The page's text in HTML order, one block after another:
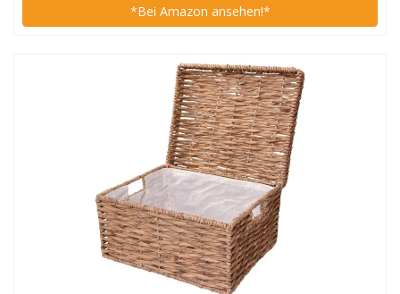
*Bei Amazon ansehen!*